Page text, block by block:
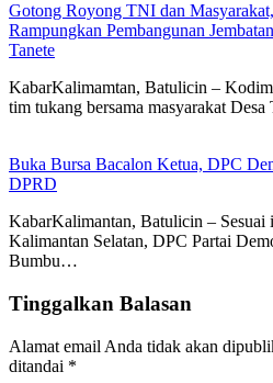
Gotong Royong TNI dan
Rampungkan Pembangunan
Tanete
KabarKalimamtan, Batulicin –
tim tukang bersama masyarakat
Buka Bursa Bacalon Ketua, DPC
DPRD
KabarKalimantan, Batulicin –
Kalimantan Selatan, DPC Partai
Bumbu…
Tinggalkan Balasan
Alamat email Anda tidak akan
ditandai *